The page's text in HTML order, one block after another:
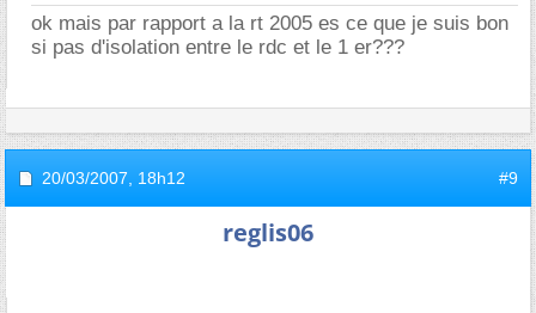
ok mais par rapport a la rt 2005 es ce que je suis bon
si pas d'isolation entre le rdc et le 1 er???
20/03/2007, 18h12 #9
reglis06